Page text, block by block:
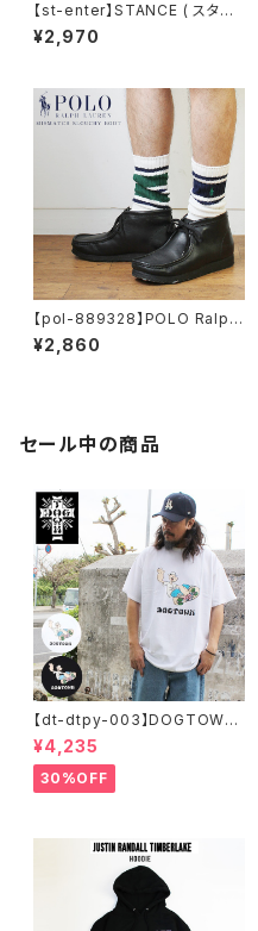
【st-enter】STANCE ( スタン
ス ) ENTER THE WU WUTA
NG ウータン・クラン コラボモデ
リート アウトドア
¥2,970
【pol-889328】POLO Ralph
Lauren ポロラルフローレン P
OLO ソックス ロゴ ポニー刺繍
¥2,860
セール中の商品
【dt-dtpy-003】DOGTOWN
ドッグタウン POPEYE SKATE
S/S T-SHIRTS ポパイ 半袖 シ
ョートスリーブT 大きいサイズ
半袖 M L XL 大きめ デザイン
¥4,235
30%OFF